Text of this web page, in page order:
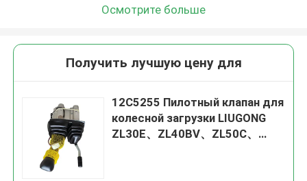
Осмотрите больше
Получить лучшую цену для
12C5255 Пилотный клапан для
колесной загрузки LIUGONG
ZL30E、ZL40BV、ZL50C、